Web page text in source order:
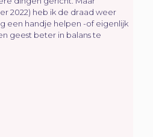
2022) heb ik de draad weer
een handje helpen -of eigenlijk
geest beter in balans te